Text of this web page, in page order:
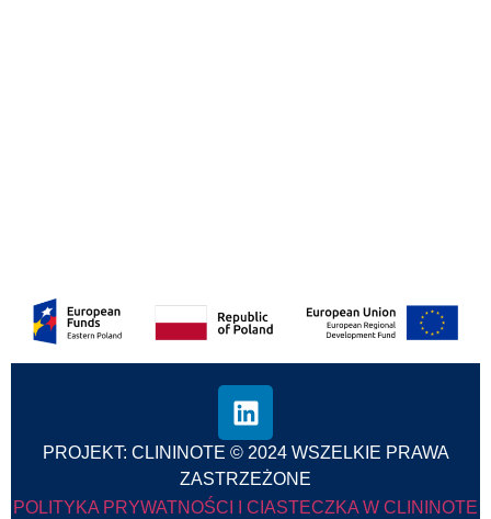
PROJEKT: CLININOTE © 2024 WSZELKIE PRAWA
ZASTRZEŻONE
POLITYKA PRYWATNOŚCI I CIASTECZKA W CLININOTE